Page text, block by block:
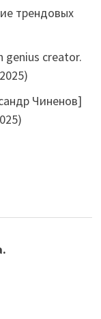
трендовых
creator.
Чиненов]